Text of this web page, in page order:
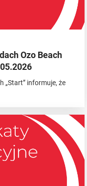
Ozo Beach
„Start” informuje, że